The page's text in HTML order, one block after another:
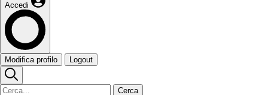
Accedi
Modifica profilo Logout
Cerca